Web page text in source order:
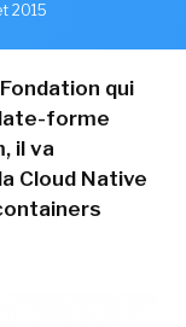
2015
qui
forme
il va
Cloud Native